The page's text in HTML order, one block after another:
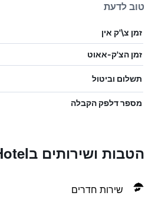
טוב לדעת
זמן צ\'ק אין
זמן הצ'ק-אאוט
תשלום וביטול
מספר דלפק הקבלה
הטבות ושירותים בThe Prince Hotel
שירות חדרים